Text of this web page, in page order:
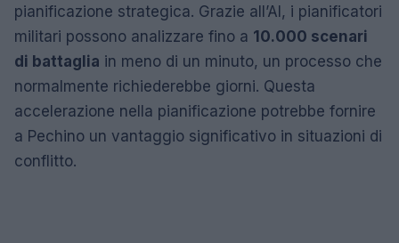
pianificazione strategica. Grazie all’AI, i pianificatori
militari possono analizzare fino a 10.000 scenari
di battaglia in meno di un minuto, un processo che
normalmente richiederebbe giorni. Questa
accelerazione nella pianificazione potrebbe fornire
a Pechino un vantaggio significativo in situazioni di
conflitto.